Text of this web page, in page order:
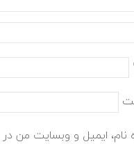
نام، ایمیل و وبسایت من